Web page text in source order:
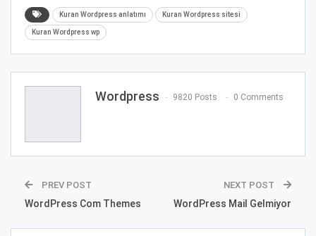
Kuran Wordpress anlatımı Kuran Wordpress sitesi
Kuran Wordpress wp
Wordpress 9820 Posts 0 Comments
PREV POST
WordPress Com Themes
NEXT POST
WordPress Mail Gelmiyor